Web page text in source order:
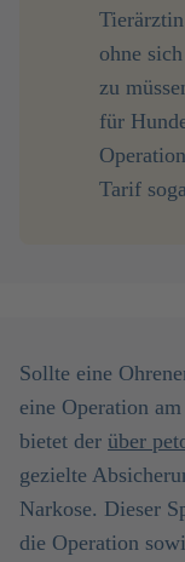
ohne
zu
für
Tarif
Sollte eine
eine Operation
bietet der über
gezielte
Narkose. Dieser
die Operation